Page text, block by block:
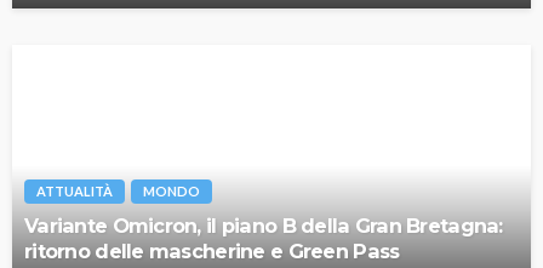
ATTUALITÀ MONDO
Variante Omicron, il piano B della Gran Bretagna:
ritorno delle mascherine e Green Pass